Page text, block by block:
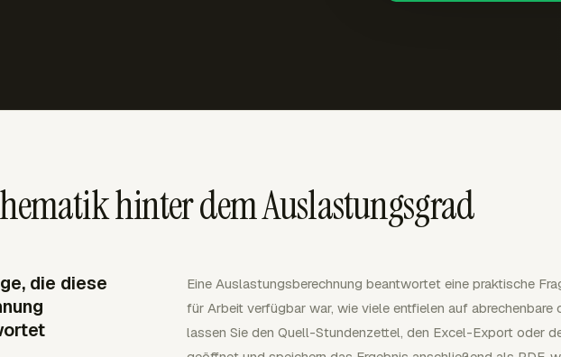
hinter dem Auslastungsgrad
die diese
Eine Auslastungsberechnung beantwortet eine praktische
für Arbeit verfügbar war, wie viele entfielen auf
lassen Sie den Quell-Stundenzettel, den Excel-Export oder